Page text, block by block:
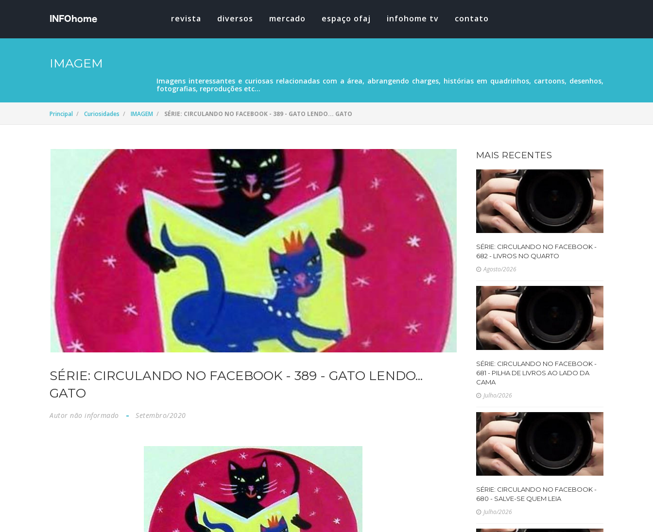
revista diversos mercado espaço ofaj infohome tv contato
IMAGEM
Imagens interessantes e curiosas relacionadas com a área, abrangendo charges, histórias em quadrinhos, cartoons, desenhos,
fotografias, reproduções etc...
Principal Curiosidades IMAGEM SÉRIE: CIRCULANDO NO FACEBOOK - 389 - GATO LENDO... GATO
SÉRIE: CIRCULANDO NO FACEBOOK - 389 - GATO LENDO...
GATO
Autor não informado Setembro/2020
MAIS RECENTES
SÉRIE: CIRCULANDO NO FACEBOOK -
682 - LIVROS NO QUARTO
Agosto/2026
SÉRIE: CIRCULANDO NO FACEBOOK -
681 - PILHA DE LIVROS AO LADO DA
CAMA
Julho/2026
SÉRIE: CIRCULANDO NO FACEBOOK -
680 - SALVE-SE QUEM LEIA
Julho/2026